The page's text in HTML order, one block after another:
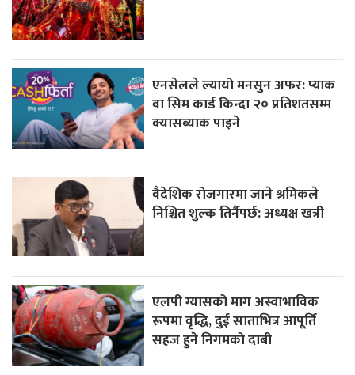
एनसेलले ल्यायो मनसुन अफर: प्याक
वा सिम कार्ड किन्दा २० प्रतिशतसम्म
क्यासब्याक पाइने
वैदेशिक रोजगारमा जाने श्रमिकले
निश्चित शुल्क तिर्नैपर्छ: अध्यक्ष खत्री
एलपी ग्यासको माग अस्वाभाविक
रूपमा वृद्धि, दुई साताभित्र आपूर्ति
सहज हुने निगमको दाबी